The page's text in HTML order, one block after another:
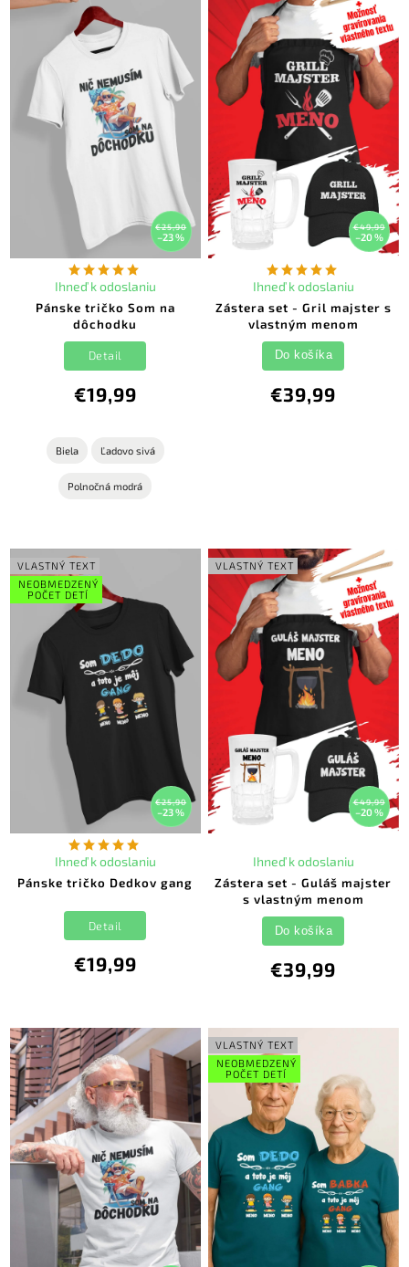
€25,90
–23 %
Pánske tričko Som na
dôchodku
Ihneď k odoslaniu
€19,99
Detail
Biela Ľadovo sivá
Polnočná modrá
€49,99
–20 %
Zástera set - Gril majster s
vlastným menom
Ihneď k odoslaniu
€39,99
Do košíka
VLASTNÝ TEXT
NEOBMEDZENÝ
POČET DETÍ
€25,90
–23 %
Pánske tričko Dedkov gang
Ihneď k odoslaniu
€19,99
Detail
VLASTNÝ TEXT
€49,99
–20 %
Zástera set - Guláš majster
s vlastným menom
Ihneď k odoslaniu
€39,99
Do košíka
VLASTNÝ TEXT
NEOBMEDZENÝ
POČET DETÍ